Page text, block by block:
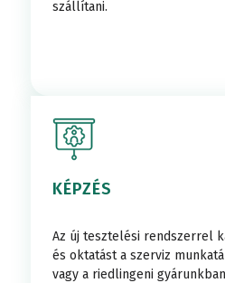
szállítani.
KÉPZÉS
Az új tesztelési rendszerrel
és oktatást a szerviz
vagy a riedlingeni gyárunkban